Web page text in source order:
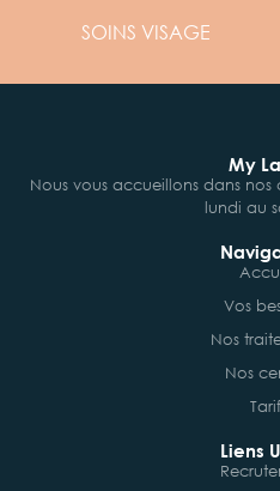
SOINS VISAGE
My
Nous vous accueillons dans nos
lundi au
Vos
Nos
Nos
Liens